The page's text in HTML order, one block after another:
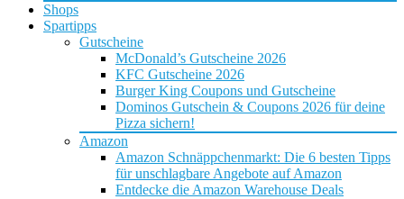
Shops
Spartipps
Gutscheine
McDonald’s Gutscheine 2026
KFC Gutscheine 2026
Burger King Coupons und Gutscheine
Dominos Gutschein & Coupons 2026 für deine
Pizza sichern!
Amazon
Amazon Schnäppchenmarkt: Die 6 besten Tipps
für unschlagbare Angebote auf Amazon
Entdecke die Amazon Warehouse Deals